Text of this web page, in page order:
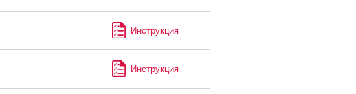
Инструкция
Инструкция